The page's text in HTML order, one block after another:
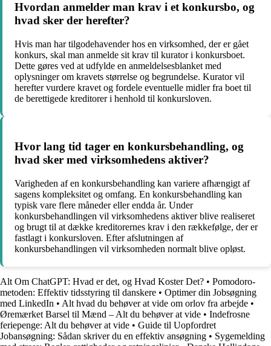
Hvordan anmelder man krav i et konkursbo, og
hvad sker der herefter?
Hvis man har tilgodehavender hos en virksomhed, der er gået
konkurs, skal man anmelde sit krav til kurator i konkursboet.
Dette gøres ved at udfylde en anmeldelsesblanket med
oplysninger om kravets størrelse og begrundelse. Kurator vil
herefter vurdere kravet og fordele eventuelle midler fra boet til
de berettigede kreditorer i henhold til konkursloven.
Hvor lang tid tager en konkursbehandling, og
hvad sker med virksomhedens aktiver?
Varigheden af en konkursbehandling kan variere afhængigt af
sagens kompleksitet og omfang. En konkursbehandling kan
typisk vare flere måneder eller endda år. Under
konkursbehandlingen vil virksomhedens aktiver blive realiseret
og brugt til at dække kreditorernes krav i den rækkefølge, der er
fastlagt i konkursloven. Efter afslutningen af
konkursbehandlingen vil virksomheden normalt blive opløst.
Alt Om ChatGPT: Hvad er det, og Hvad Koster Det? • Pomodoro-
metoden: Effektiv tidsstyring til danskere • Optimer din Jobsøgning
med LinkedIn • Alt hvad du behøver at vide om orlov fra arbejde •
Øremærket Barsel til Mænd – Alt du behøver at vide • Indefrosne
feriepenge: Alt du behøver at vide • Guide til Uopfordret
Jobansøgning: Sådan skriver du en effektiv ansøgning • Sygemelding